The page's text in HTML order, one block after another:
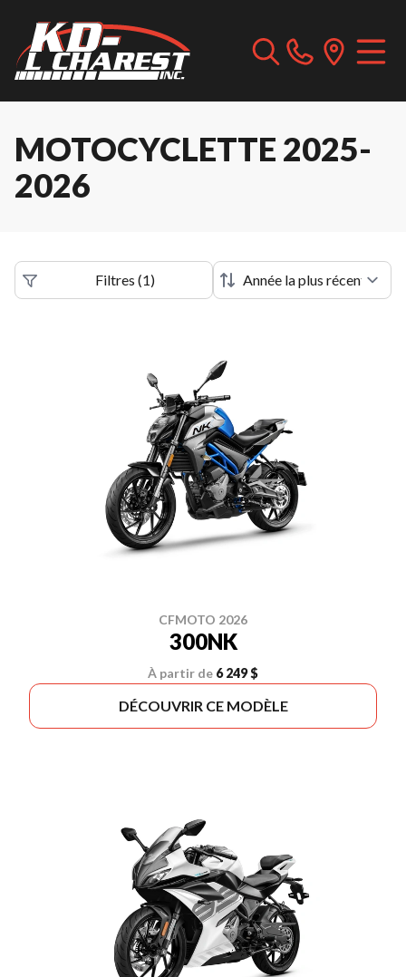
MOTOCYCLETTE 2025-
2026
Filtres (1)
CFMOTO 2026
300NK
À partir de 6 249 $
DÉCOUVRIR CE MODÈLE